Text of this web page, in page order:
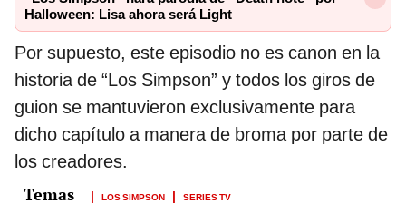
Halloween: Lisa ahora será Light
Por supuesto, este episodio no es canon en la
historia de “Los Simpson” y todos los giros de
guion se mantuvieron exclusivamente para
dicho capítulo a manera de broma por parte de
los creadores.
LOS SIMPSON SERIES TV